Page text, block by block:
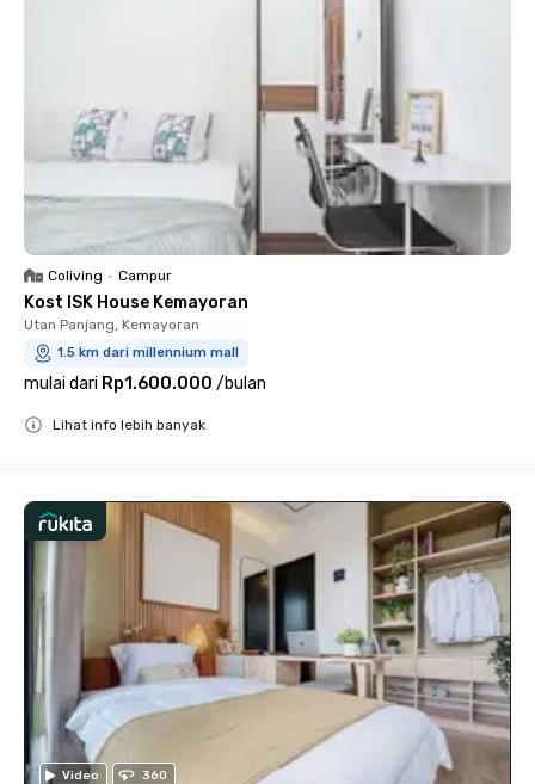
Coliving • Campur
Kost ISK House Kemayoran
Utan Panjang, Kemayoran
1.5 km dari millennium mall
mulai dari Rp1.600.000 /bulan
Lihat info lebih banyak
Video 360